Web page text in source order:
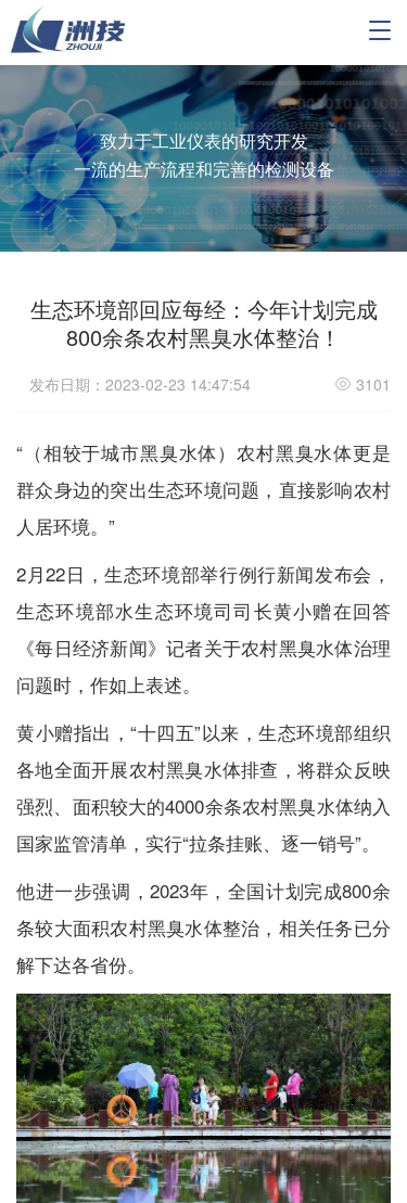
T
g
g
l
e
n
a
v
i
g
致力于工业仪表的研究开发
一流的生产流程和完善的检测设备
生态环境部回应每经：今年计划完成
800余条农村黑臭水体整治！
发布日期：2023-02-23 14:47:54 3101
“（相较于城市黑臭水体）农村黑臭水体更是
群众身边的突出生态环境问题，直接影响农村
人居环境。”
2月22日，生态环境部举行例行新闻发布会，
生态环境部水生态环境司司长黄小赠在回答
《每日经济新闻》记者关于农村黑臭水体治理
问题时，作如上表述。
黄小赠指出，“十四五”以来，生态环境部组织
各地全面开展农村黑臭水体排查，将群众反映
强烈、面积较大的4000余条农村黑臭水体纳入
国家监管清单，实行“拉条挂账、逐一销号”。
他进一步强调，2023年，全国计划完成800余
条较大面积农村黑臭水体整治，相关任务已分
解下达各省份。